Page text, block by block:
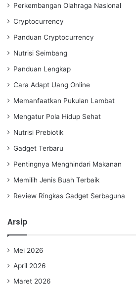
Perkembangan Olahraga Nasional
Cryptocurrency
Panduan Cryptocurrency
Nutrisi Seimbang
Panduan Lengkap
Cara Adapt Uang Online
Memanfaatkan Pukulan Lambat
Mengatur Pola Hidup Sehat
Nutrisi Prebiotik
Gadget Terbaru
Pentingnya Menghindari Makanan
Memilih Jenis Buah Terbaik
Review Ringkas Gadget Serbaguna
Arsip
Mei 2026
April 2026
Maret 2026